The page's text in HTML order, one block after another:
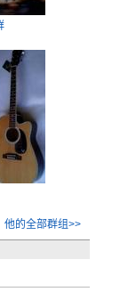
他的全部群组>>